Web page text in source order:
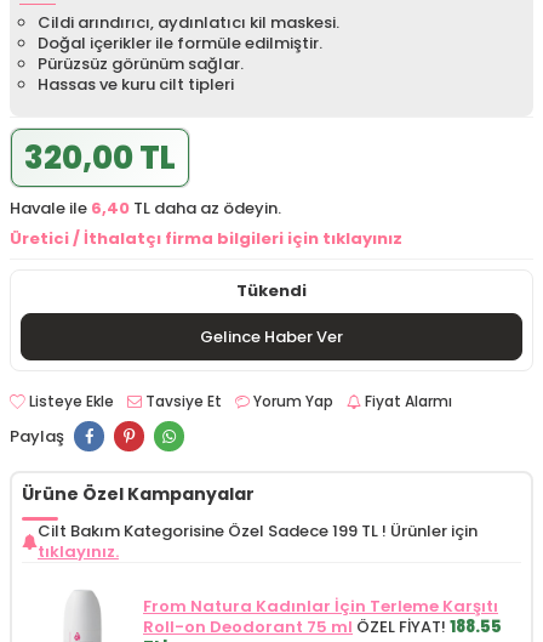
Cildi arındırıcı, aydınlatıcı kil maskesi.
Doğal içerikler ile formüle edilmiştir.
Pürüzsüz görünüm sağlar.
Hassas ve kuru cilt tipleri
320,00 TL
Havale ile 6,40 TL daha az ödeyin.
Üretici / İthalatçı firma bilgileri için tıklayınız
Tükendi
Gelince Haber Ver
Listeye Ekle Tavsiye Et Yorum Yap Fiyat Alarmı
Paylaş
Ürüne Özel Kampanyalar
Cilt Bakım Kategorisine Özel Sadece 199 TL ! Ürünler için
tıklayınız.
From Natura Kadınlar İçin Terleme Karşıtı
Roll-on Deodorant 75 ml ÖZEL FİYAT! 188.55